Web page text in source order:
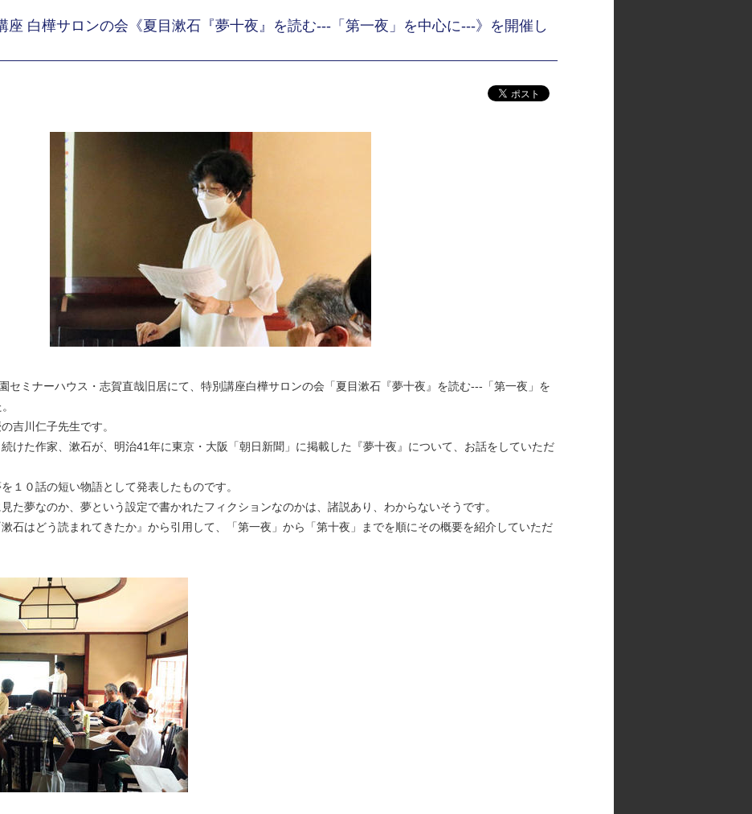
座 白樺サロンの会《夏目漱石『夢十夜』を読む---「第一夜」を中心に---》を開催し
セミナーハウス・志賀直哉旧居にて、特別講座白樺サロンの会「夏目漱石『夢十夜』を読む---「第一夜」を
吉川仁子先生です。
けた作家、漱石が、明治41年に東京・大阪「朝日新聞」に掲載した『夢十夜』について、お話をしていただ
１０話の短い物語として発表したものです。
た夢なのか、夢という設定で書かれたフィクションなのかは、諸説あり、わからないそうです。
石はどう読まれてきたか』から引用して、「第一夜」から「第十夜」までを順にその概要を紹介していただ